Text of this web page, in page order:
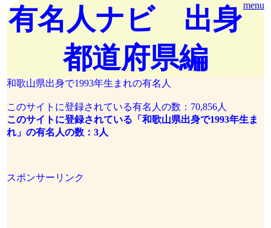
menu
有名人ナビ 出身
都道府県編
和歌山県出身で1993年生まれの有名人
このサイトに登録されている有名人の数：70,856人
このサイトに登録されている「和歌山県出身で1993年生ま
れ」の有名人の数：3人
スポンサーリンク